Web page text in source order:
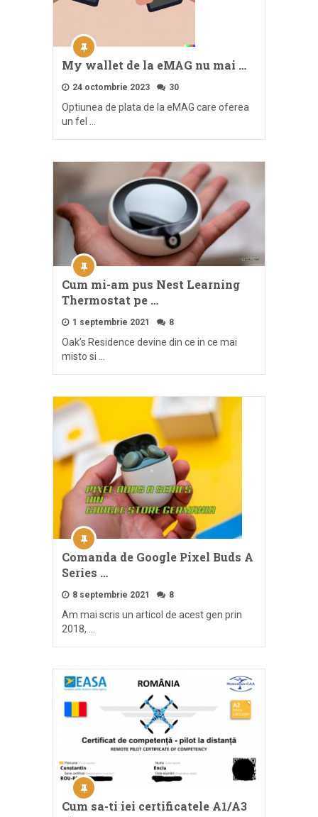
My wallet de la eMAG nu mai …
24 octombrie 2023 30
Optiunea de plata de la eMAG care oferea
un fel …
Cum mi-am pus Nest Learning
Thermostat pe …
1 septembrie 2021 8
Oak’s Residence devine din ce in ce mai
misto si …
Comanda de Google Pixel Buds A
Series …
8 septembrie 2021 8
Am mai scris un articol de acest gen prin
2018, …
Cum sa-ti iei certificatele A1/A3